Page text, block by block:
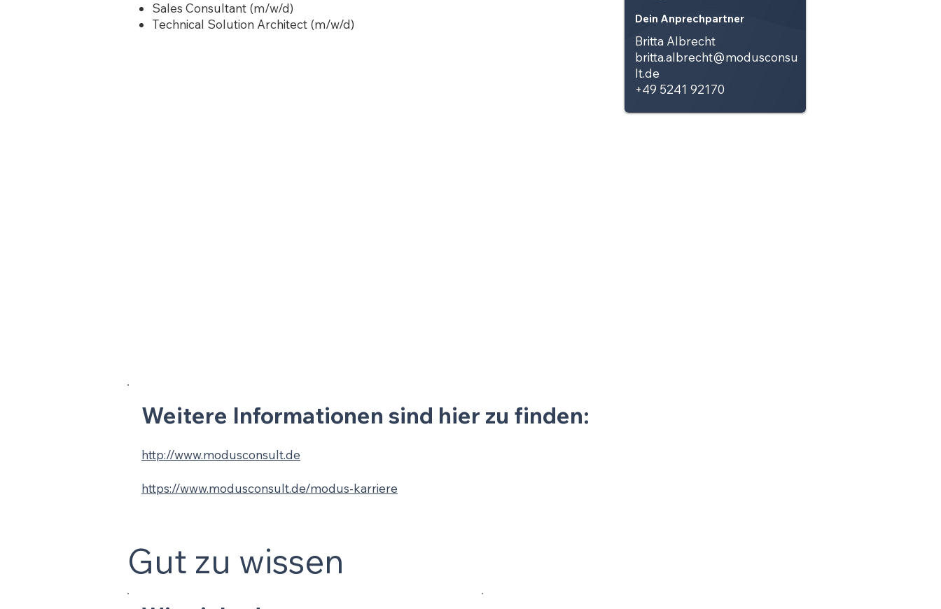
Sales Consultant (m/w/d)
Technical Solution Architect (m/w/d)
Britta Albrecht
britta.albrecht@modusconsu
lt.de
+49 5241 92170
Dein Anprechpartner
Weitere Informationen sind hier zu finden:
http://www.modusconsult.de
https://www.modusconsult.de/modus-karriere
Gut zu wissen